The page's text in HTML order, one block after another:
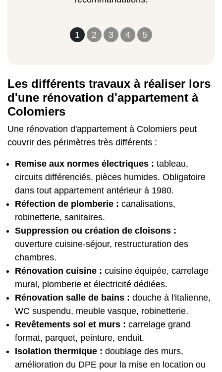
1 2 3 4 5
Les différents travaux à réaliser lors
d'une rénovation d'appartement à
Colomiers
Une rénovation d'appartement à Colomiers peut
couvrir des périmètres très différents :
Remise aux normes électriques : tableau,
circuits différenciés, pièces humides. Obligatoire
dans tout appartement antérieur à 1980.
Réfection de plomberie : canalisations,
robinetterie, sanitaires.
Suppression ou création de cloisons :
ouverture cuisine-séjour, restructuration des
chambres.
Rénovation cuisine : cuisine équipée, carrelage
mural, plomberie et électricité dédiées.
Rénovation salle de bains : douche à l'italienne,
WC suspendu, meuble vasque, robinetterie.
Revêtements sol et murs : carrelage grand
format, parquet, peinture, enduit.
Isolation thermique : doublage des murs,
amélioration du DPE pour la mise en location ou